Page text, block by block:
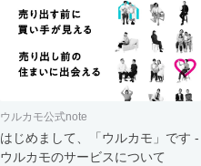
ウルカモ公式note
はじめまして、「ウルカモ」です -
ウルカモのサービスについて